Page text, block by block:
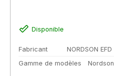
Disponible
Fabricant
NORDSON EFD
Gamme de modèles
Nordson